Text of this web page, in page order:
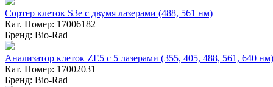
Сортер клеток S3e с двумя лазерами (488, 561 нм)
Кат. Номер: 17006182
Бренд: Bio-Rad
Анализатор клеток ZE5 с 5 лазерами (355, 405, 488, 561, 640 нм)
Кат. Номер: 17002031
Бренд: Bio-Rad